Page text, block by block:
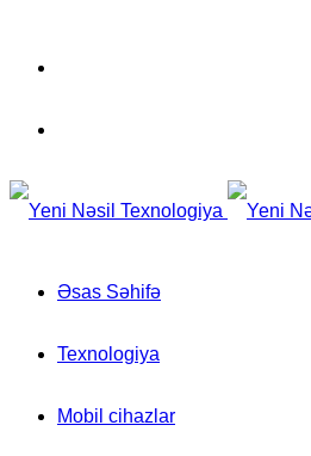
Əsas Səhifə
Texnologiya
Mobil cihazlar